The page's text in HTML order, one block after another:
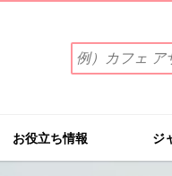
索
ワ
を
入
お役立ち情報 ジ